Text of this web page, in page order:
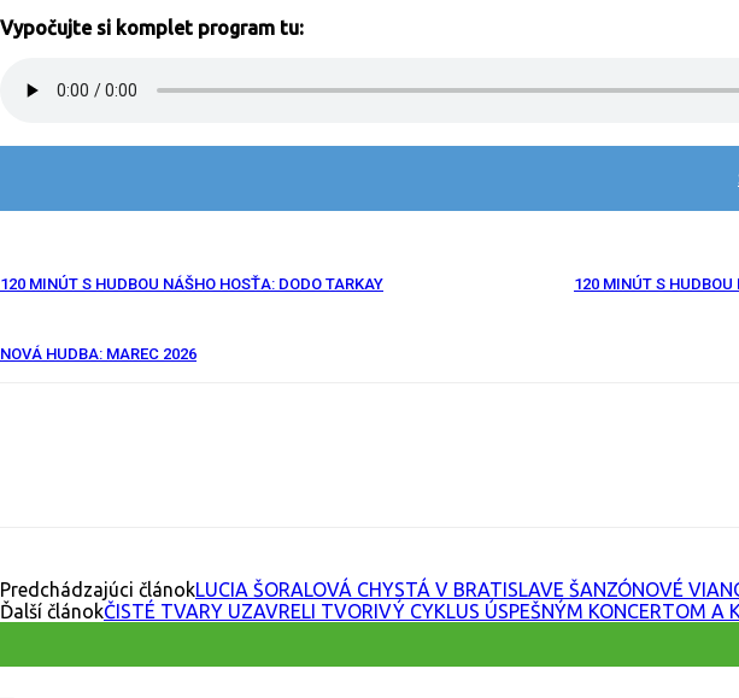
Vypočujte si komplet program tu:
120 MINÚT S HUDBOU NÁŠHO HOSŤA: DODO TARKAY 120 MINÚT S HUDBOU
NOVÁ HUDBA: MAREC 2026
Predchádzajúci článokLUCIA ŠORALOVÁ CHYSTÁ V BRATISLAVE ŠANZÓNOVÉ
Ďalší článokČISTÉ TVARY UZAVRELI TVORIVÝ CYKLUS ÚSPEŠNÝM KONCERTOM A